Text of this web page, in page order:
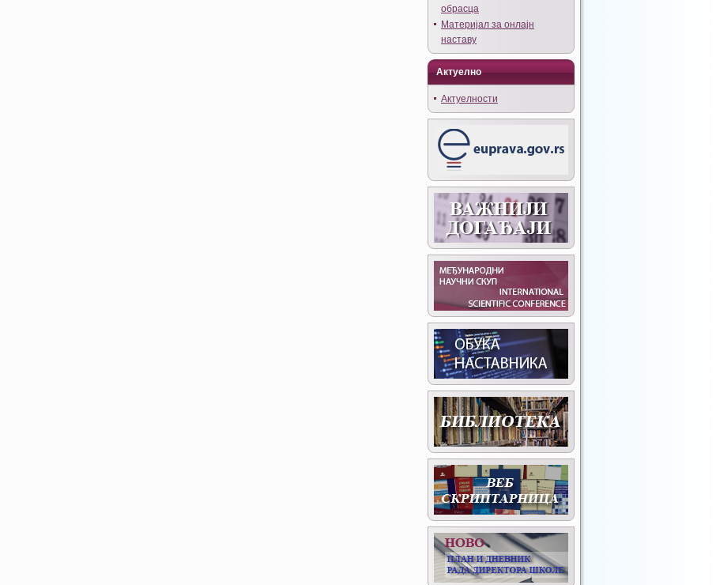
обрасца
Материјал за онлајн
наставу
Актуелно
Актуелности